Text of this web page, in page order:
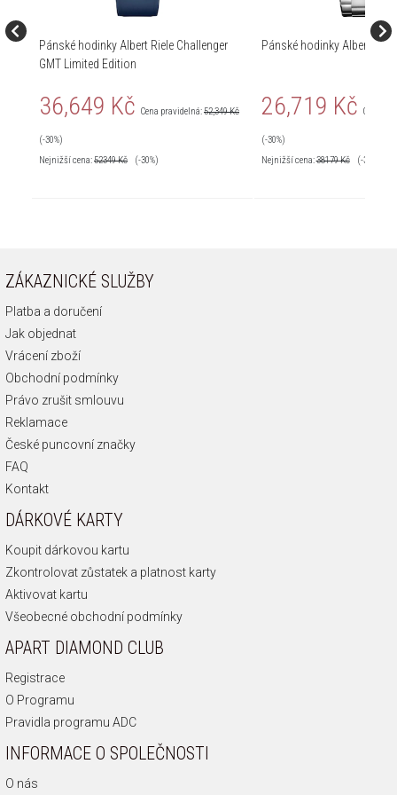
Pánské hodinky Albert Riele Challenger
GMT Limited Edition
36,649 Kč Cena pravidelná:52,349 Kč
(-30%)
Nejnižší cena:52349Kč (-30%)
Pánské hodinky Albert
26,719 Kč Cena
(-30%)
Nejnižší cena:38179Kč (-30%)
ZÁKAZNICKÉ SLUŽBY
Platba a doručení
Jak objednat
Vrácení zboží
Obchodní podmínky
Právo zrušit smlouvu
Reklamace
České puncovní značky
FAQ
Kontakt
DÁRKOVÉ KARTY
Koupit dárkovou kartu
Zkontrolovat zůstatek a platnost karty
Aktivovat kartu
Všeobecné obchodní podmínky
APART DIAMOND CLUB
Registrace
O Programu
Pravidla programu ADC
INFORMACE O SPOLEČNOSTI
O nás